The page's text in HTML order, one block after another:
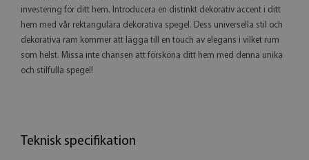
investering för ditt hem. Introducera en distinkt dekorativ accent i ditt
hem med vår rektangulära dekorativa spegel. Dess universella stil och
dekorativa ram kommer att lägga till en touch av elegans i vilket rum
som helst. Missa inte chansen att försköna ditt hem med denna unika
och stilfulla spegel!
Teknisk specifikation